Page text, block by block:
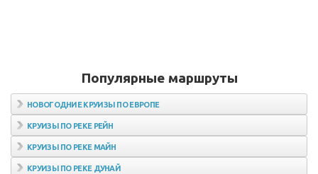
Популярные маршруты
НОВОГОДНИЕ КРУИЗЫ ПО ЕВРОПЕ
КРУИЗЫ ПО РЕКЕ РЕЙН
КРУИЗЫ ПО РЕКЕ МАЙН
КРУИЗЫ ПО РЕКЕ ДУНАЙ